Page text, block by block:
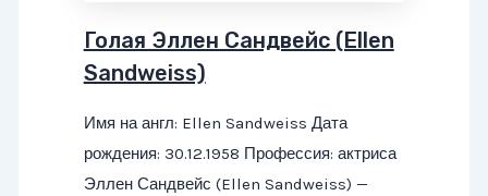
Голая Эллен Сандвейс (Ellen
Sandweiss)
Имя на англ: Ellen Sandweiss Дата
рождения: 30.12.1958 Профессия: актриса
Эллен Сандвейс (Ellen Sandweiss) —